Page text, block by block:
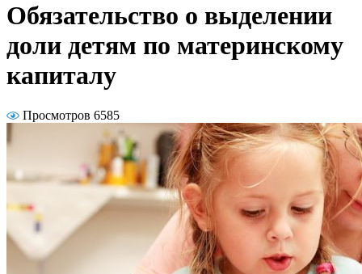
Обязательство о выделении
доли детям по материнскому
капиталу
Просмотров 6585